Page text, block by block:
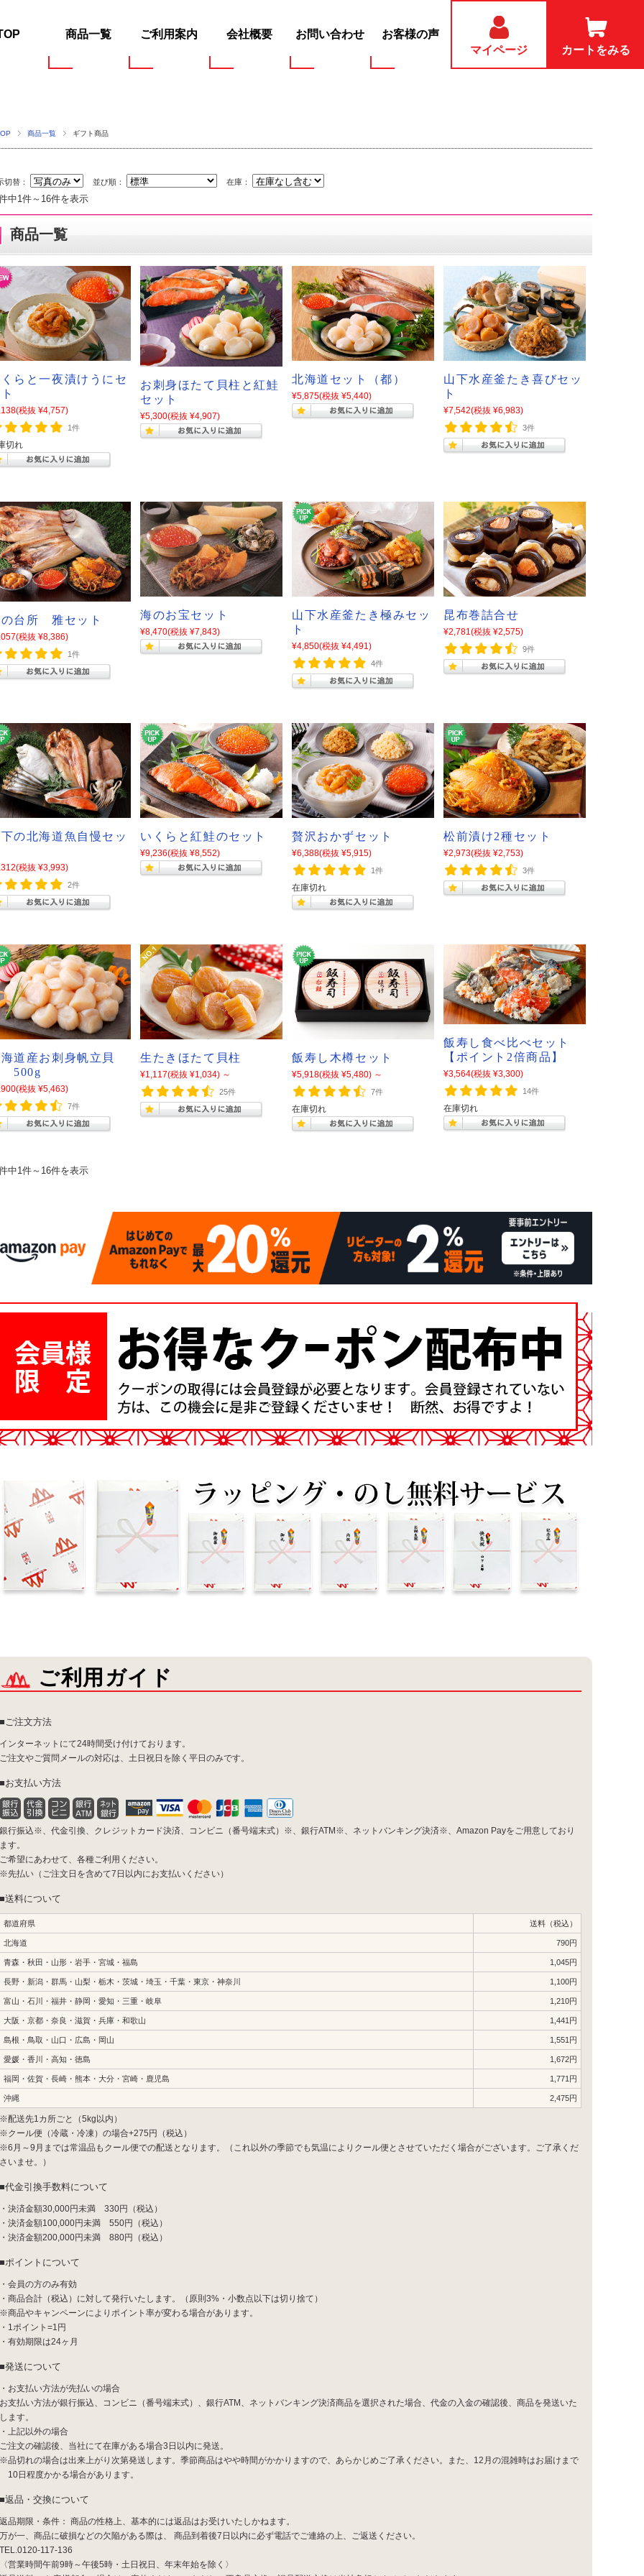
マイページ カートをみる
商品一覧 ご利用案内 会社概要 お問い合わせ お客様の声
商品一覧 ギフト商品
切替： 並び順： 在庫：
中1件～16件を表示
商品一覧
らと一夜漬けうにセ
(税抜 ¥4,757)
1件
切れ
お刺身ほたて貝柱と紅鮭
セット
¥5,300(税抜 ¥4,907)
北海道セット（都）
¥5,875(税抜 ¥5,440)
山下水産釜たき喜びセッ
ト
¥7,542(税抜 ¥6,983)
3件
台所 雅セット
(税抜 ¥8,386)
1件
海のお宝セット
¥8,470(税抜 ¥7,843)
山下水産釜たき極みセッ
ト
¥4,850(税抜 ¥4,491)
4件
昆布巻詰合せ
¥2,781(税抜 ¥2,575)
9件
の北海道魚自慢セッ
(税抜 ¥3,993)
2件
いくらと紅鮭のセット
¥9,236(税抜 ¥8,552)
贅沢おかずセット
¥6,388(税抜 ¥5,915)
1件
在庫切れ
松前漬け2種セット
¥2,973(税抜 ¥2,753)
3件
道産お刺身帆立貝
500g
(税抜 ¥5,463)
7件
生たきほたて貝柱
¥1,117(税抜 ¥1,034) ～
25件
飯寿し木樽セット
¥5,918(税抜 ¥5,480) ～
7件
在庫切れ
飯寿し食べ比べセット
【ポイント2倍商品】
¥3,564(税抜 ¥3,300)
14件
在庫切れ
中1件～16件を表示
ご利用ガイド
ご注文方法
インターネットにて24時間受け付けております。
ご注文やご質問メールの対応は、土日祝日を除く平日のみです。
お支払い方法
銀行振込※、代金引換、クレジットカード決済、コンビニ（番号端末式）※、銀行ATM※、ネットバンキング決済※、Amazon Payをご用意しており
ます。
ご希望にあわせて、各種ご利用ください。
※先払い（ご注文日を含めて7日以内にお支払いください）
送料について
都道府県 送料（税込）
北海道 790円
青森・秋田・山形・岩手・宮城・福島 1,045円
長野・新潟・群馬・山梨・栃木・茨城・埼玉・千葉・東京・神奈川 1,100円
富山・石川・福井・静岡・愛知・三重・岐阜 1,210円
大阪・京都・奈良・滋賀・兵庫・和歌山 1,441円
島根・鳥取・山口・広島・岡山 1,551円
愛媛・香川・高知・徳島 1,672円
福岡・佐賀・長崎・熊本・大分・宮崎・鹿児島 1,771円
沖縄 2,475円
※配送先1カ所ごと（5kg以内）
※クール便（冷蔵・冷凍）の場合+275円（税込）
※6月～9月までは常温品もクール便での配送となります。（これ以外の季節でも気温によりクール便とさせていただく場合がございます。ご了承くだ
さいませ。）
代金引換手数料について
・決済金額30,000円未満 330円（税込）
・決済金額100,000円未満 550円（税込）
・決済金額200,000円未満 880円（税込）
ポイントについて
・会員の方のみ有効
・商品合計（税込）に対して発行いたします。（原則3%・小数点以下は切り捨て）
※商品やキャンペーンによりポイント率が変わる場合があります。
・1ポイント=1円
・有効期限は24ヶ月
発送について
・お支払い方法が先払いの場合
お支払い方法が銀行振込、コンビニ（番号端末式）、銀行ATM、ネットバンキング決済商品を選択された場合、代金の入金の確認後、商品を発送いた
します。
・上記以外の場合
ご注文の確認後、当社にて在庫がある場合3日以内に発送。
※品切れの場合は出来上がり次第発送します。季節商品はやや時間がかかりますので、あらかじめご了承ください。また、12月の混雑時はお届けまで
10日程度かかる場合があります。
返品・交換について
返品期限・条件： 商品の性格上、基本的には返品はお受けいたしかねます。
万が一、商品に破損などの欠陥がある際は、 商品到着後7日以内に必ず電話でご連絡の上、ご返送ください。
TEL.0120-117-136
〈営業時間午前9時～午後5時・土日祝日、年末年始を除く〉